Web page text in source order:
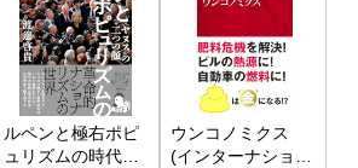
ルペンと極右ポピ
ュリズムの時代：
ウンコノミクス
(インターナショナ